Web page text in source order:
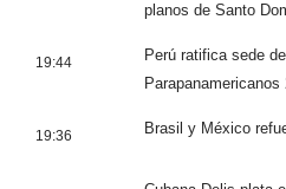
planos de Santo
19:44
Perú ratifica sede
Parapanamericanos
19:36 Brasil y México